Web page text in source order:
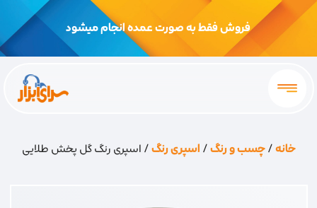
فروش فقط به صورت عمده انجام میشود
خانه/چسب و رنگ/اسپری رنگ/ اسپری رنگ گل پخش طلایی